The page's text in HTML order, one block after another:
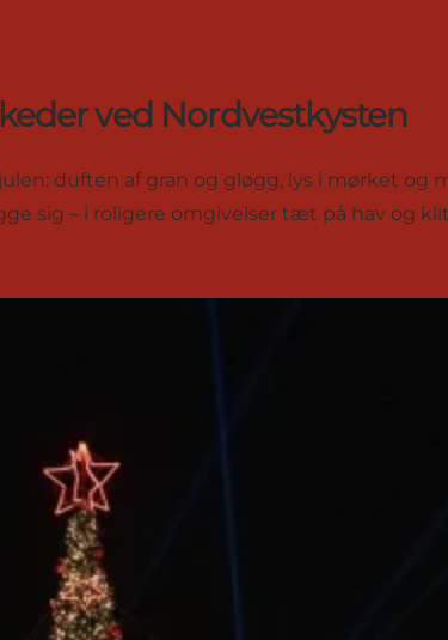
ved Nordvestkysten
duften af gran og gløgg, lys i mørket og
sig – i roligere omgivelser tæt på hav og